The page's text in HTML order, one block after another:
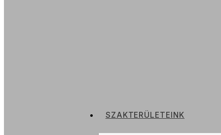
SZAKTERÜLETEINK